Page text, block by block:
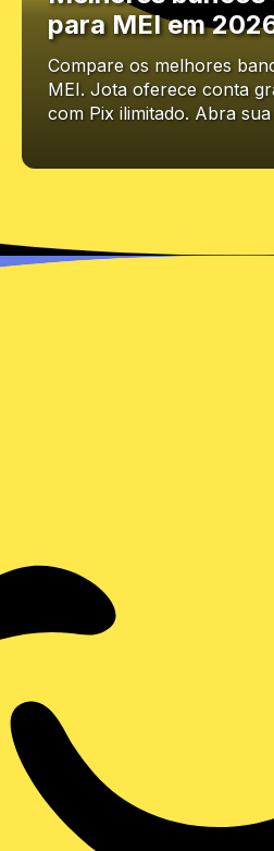
para MEI em
Compare os melhores
MEI. Jota oferece conta
com Pix ilimitado. Abra